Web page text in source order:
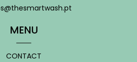
MENU
CONTACT